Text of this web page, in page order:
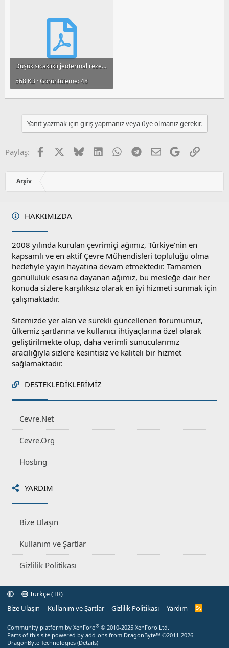
Düşük sıcaklıklı jeotermal rezervuarlar için boyutsuz rezervuar modelleri.pdf
568 KB · Görüntüleme: 48
Yanıt yazmak için giriş yapmanız veya üye olmanız gerekir.
Paylaş: Facebook BlueskyLinkedInWhatsApp
Telegram
E-postaGoogleLink
Arşiv
HAKKIMIZDA
2008 yılında kurulan çevrimiçi ağımız, Türkiye'nin en
kapsamlı ve en aktif Çevre Mühendisleri topluluğu olma
hedefiyle yayın hayatına devam etmektedir. Tamamen
gönüllülük esasına dayanan ağımız, bu mesleğe dair her
konuda sizlere karşılıksız olarak en iyi hizmeti sunmak için
çalışmaktadır.
Sitemizde yer alan ve sürekli güncellenen forumumuz,
ülkemiz şartlarına ve kullanıcı ihtiyaçlarına özel olarak
geliştirilmekte olup, daha verimli sunucularımız
aracılığıyla sizlere kesintisiz ve kaliteli bir hizmet
sağlamaktadır.
DESTEKLEDIKLERIMIZ
Cevre.Net
Cevre.Org
Hosting
YARDIM
Bize Ulaşın
Kullanım ve Şartlar
Gizlilik Politikası
Türkçe (TR)
Bize Ulaşın
Kullanım ve Şartlar Gizlilik Politikası Yardım
R
Community platform by XenForo® © 2010-2025 XenForo Ltd.
Parts of this site powered by add-ons from DragonByte™ ©2011-2026
DragonByte Technologies (Details)